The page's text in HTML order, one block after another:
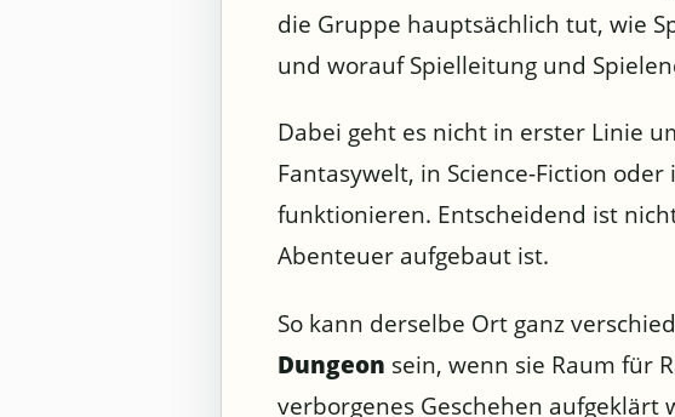
die Gruppe hauptsächlich tut, wie
und worauf Spielleitung und
Dabei geht es nicht in erster Linie
Fantasywelt, in Science-Fiction
funktionieren. Entscheidend ist
Abenteuer aufgebaut ist.
So kann derselbe Ort ganz
Dungeon sein, wenn sie Raum für
verborgenes Geschehen aufgeklärt